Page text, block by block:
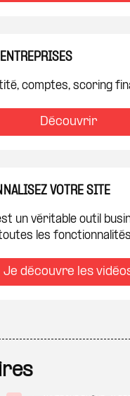
comptes, scoring
Découvrir
VOTRE SITE
un véritable outil
les
Je découvre les